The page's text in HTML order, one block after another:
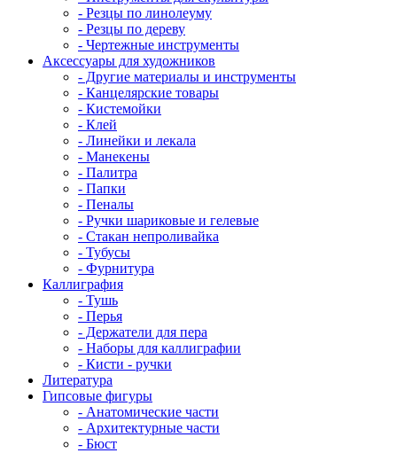
- Резцы по линолеуму
- Резцы по дереву
- Чертежные инструменты
Аксессуары для художников
- Другие материалы и инструменты
- Канцелярские товары
- Кистемойки
- Клей
- Линейки и лекала
- Манекены
- Палитра
- Папки
- Пеналы
- Ручки шариковые и гелевые
- Стакан непроливайка
- Тубусы
- Фурнитура
Каллиграфия
- Тушь
- Перья
- Держатели для пера
- Наборы для каллиграфии
- Кисти - ручки
Литература
Гипсовые фигуры
- Анатомические части
- Архитектурные части
- Бюст